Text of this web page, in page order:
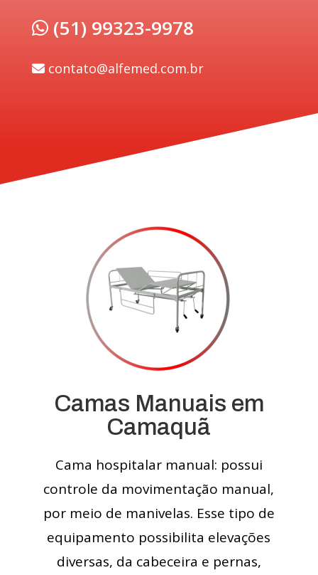
(51) 99323-9978
contato@alfemed.com.br
Camas Manuais em
Camaquã
Cama hospitalar manual: possui
controle da movimentação manual,
por meio de manivelas. Esse tipo de
equipamento possibilita elevações
diversas, da cabeceira e pernas,